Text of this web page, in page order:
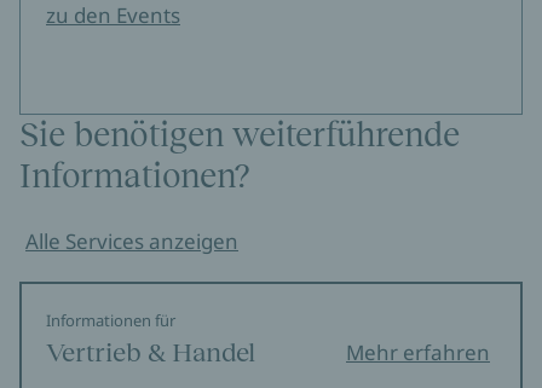
zu den Events
Sie benötigen weiterführende
Informationen?
Alle Services anzeigen
Informationen für
Vertrieb & Handel Mehr erfahren